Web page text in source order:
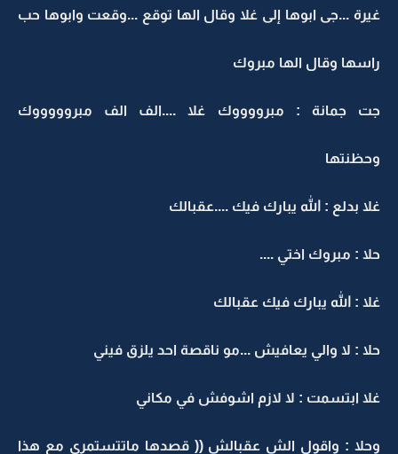
غيرة ...جى ابوها إلى غلا وقال الها توقع ...وقعت وابوها حب
راسها وقال الها مبروك
جت جمانة : مبرووووك غلا ....الف الف مبروووووك
وحظنتها
غلا بدلع : الله يبارك فيك ....عقبالك
حلا : مبروك اختي ....
غلا : الله يبارك فيك عقبالك
حلا : لا والي يعافيش ...مو ناقصة احد يلزق فيني
غلا ابتسمت : لا لازم اشوفش في مكاني
وحلا : واقول الش عقبالش (( قصدها ماتتستمري مع هذا